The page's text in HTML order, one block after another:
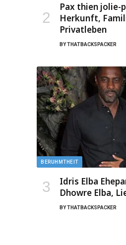
Pax thien jolie-
Herkunft,
Privatleben
BYTHATBACKSPACKER
BERUHMTHEIT
Idris Elba
Dhowre Elba,
BYTHATBACKSPACKER